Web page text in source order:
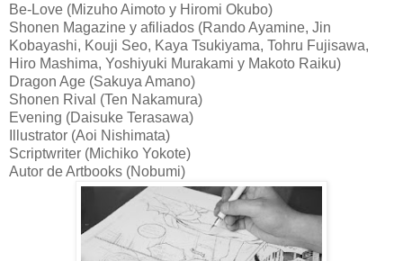
Be-Love (Mizuho Aimoto y Hiromi Okubo)
Shonen Magazine y afiliados (Rando Ayamine, Jin
Kobayashi, Kouji Seo, Kaya Tsukiyama, Tohru Fujisawa,
Hiro Mashima, Yoshiyuki Murakami y Makoto Raiku)
Dragon Age (Sakuya Amano)
Shonen Rival (Ten Nakamura)
Evening (Daisuke Terasawa)
Illustrator (Aoi Nishimata)
Scriptwriter (Michiko Yokote)
Autor de Artbooks (Nobumi)